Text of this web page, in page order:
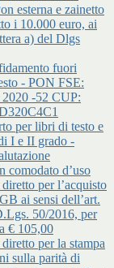
esterna e zainetto
i 10.000 euro, ai
a) del Dlgs
fuori
- PON FSE:
-52 CUP:
per libri di testo e
I e II grado -
comodato d’uso
per l’acquisto
ai sensi dell’art.
50/2016, per
€ 105,00
per la stampa
sulla parità di